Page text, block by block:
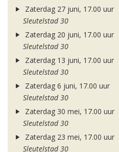
Zaterdag 27 juni, 17.00 uur
Sleutelstad 30
Zaterdag 20 juni, 17.00 uur
Sleutelstad 30
Zaterdag 13 juni, 17.00 uur
Sleutelstad 30
Zaterdag 6 juni, 17.00 uur
Sleutelstad 30
Zaterdag 30 mei, 17.00 uur
Sleutelstad 30
Zaterdag 23 mei, 17.00 uur
Sleutelstad 30